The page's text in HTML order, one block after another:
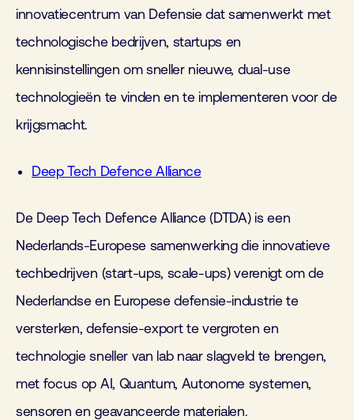
innovatiecentrum van Defensie dat samenwerkt met
technologische bedrijven, startups en
kennisinstellingen om sneller nieuwe, dual-use
technologieën te vinden en te implementeren voor de
krijgsmacht.
Deep Tech Defence Alliance
De Deep Tech Defence Alliance (DTDA) is een
Nederlands-Europese samenwerking die innovatieve
techbedrijven (start-ups, scale-ups) verenigt om de
Nederlandse en Europese defensie-industrie te
versterken, defensie-export te vergroten en
technologie sneller van lab naar slagveld te brengen,
met focus op AI, Quantum, Autonome systemen,
sensoren en geavanceerde materialen.